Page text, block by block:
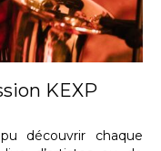
KEXP
découvrir chaque